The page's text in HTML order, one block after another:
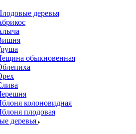
деревья
обыкновенная
колоновидная
плодовая
деревья